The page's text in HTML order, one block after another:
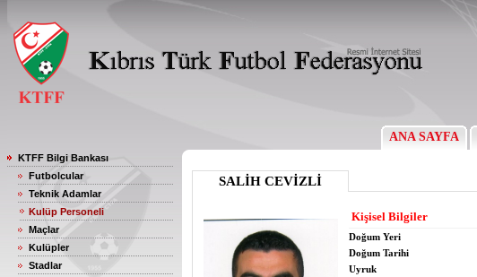
ANA SAYFA
KTFF Bilgi Bankası
Futbolcular
Teknik Adamlar
Kulüp Personeli
Maçlar
Kulüpler
Stadlar
SALİH CEVİZLİ
Kişisel Bilgiler
Doğum Yeri
Doğum Tarihi
Uyruk